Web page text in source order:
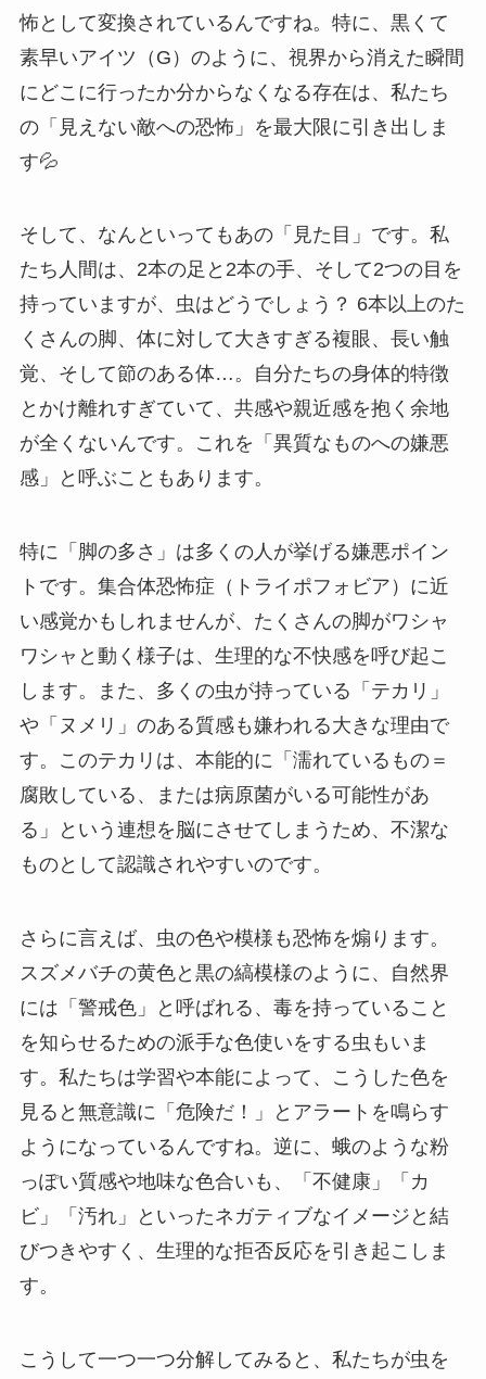
怖として変換されているんですね。特に、黒くて
素早いアイツ（G）のように、視界から消えた瞬間
にどこに行ったか分からなくなる存在は、私たち
の「見えない敵への恐怖」を最大限に引き出しま
す💦
そして、なんといってもあの「見た目」です。私
たち人間は、2本の足と2本の手、そして2つの目を
持っていますが、虫はどうでしょう？ 6本以上のた
くさんの脚、体に対して大きすぎる複眼、長い触
覚、そして節のある体…。自分たちの身体的特徴
とかけ離れすぎていて、共感や親近感を抱く余地
が全くないんです。これを「異質なものへの嫌悪
感」と呼ぶこともあります。
特に「脚の多さ」は多くの人が挙げる嫌悪ポイン
トです。集合体恐怖症（トライポフォビア）に近
い感覚かもしれませんが、たくさんの脚がワシャ
ワシャと動く様子は、生理的な不快感を呼び起こ
します。また、多くの虫が持っている「テカリ」
や「ヌメリ」のある質感も嫌われる大きな理由で
す。このテカリは、本能的に「濡れているもの＝
腐敗している、または病原菌がいる可能性があ
る」という連想を脳にさせてしまうため、不潔な
ものとして認識されやすいのです。
さらに言えば、虫の色や模様も恐怖を煽ります。
スズメバチの黄色と黒の縞模様のように、自然界
には「警戒色」と呼ばれる、毒を持っていること
を知らせるための派手な色使いをする虫もいま
す。私たちは学習や本能によって、こうした色を
見ると無意識に「危険だ！」とアラートを鳴らす
ようになっているんですね。逆に、蛾のような粉
っぽい質感や地味な色合いも、「不健康」「カ
ビ」「汚れ」といったネガティブなイメージと結
びつきやすく、生理的な拒否反応を引き起こしま
す。
こうして一つ一つ分解してみると、私たちが虫を